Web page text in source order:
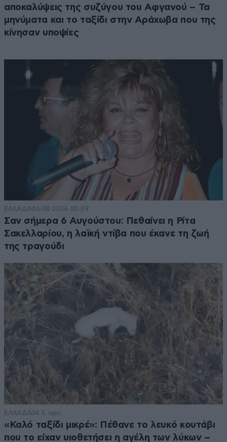
αποκαλύψεις της συζύγου του Αφγανού – Τα
μηνύματα και το ταξίδι στην Αράχωβα που της
κίνησαν υποψίες
ΕΛΛΑΔΑ06·08·2026 00:09
Σαν σήμερα 6 Αυγούστου: Πεθαίνει η Ρίτα
Σακελλαρίου, η λαϊκή ντίβα που έκανε τη ζωή
της τραγούδι
ΕΛΛΑΔΑ34 λ. πριν
«Καλό ταξίδι μικρέ»: Πέθανε το λευκό κουτάβι
που το είχαν υιοθετήσει η αγέλη των λύκων –